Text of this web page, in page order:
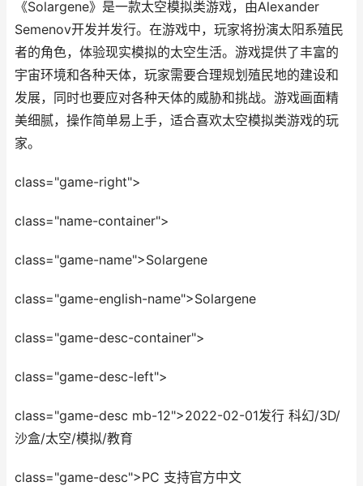
《Solargene》是一款太空模拟类游戏，由Alexander
Semenov开发并发行。在游戏中，玩家将扮演太阳系殖民
者的角色，体验现实模拟的太空生活。游戏提供了丰富的
宇宙环境和各种天体，玩家需要合理规划殖民地的建设和
发展，同时也要应对各种天体的威胁和挑战。游戏画面精
美细腻，操作简单易上手，适合喜欢太空模拟类游戏的玩
家。
class="game-right">
class="name-container">
class="game-name">Solargene
class="game-english-name">Solargene
class="game-desc-container">
class="game-desc-left">
class="game-desc mb-12">2022-02-01发行 科幻/3D/
沙盒/太空/模拟/教育
class="game-desc">PC 支持官方中文